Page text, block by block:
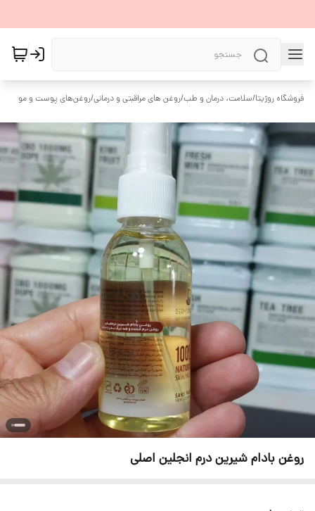
فروشگاه روژیتا/سلامت، درمان و طب/روغن های مراقبتی و درمانی/روغن‌های پوست و مو
روغن بادام شیرین درم انجلین اصلی